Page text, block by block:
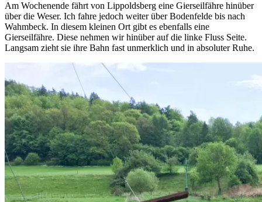
Am Wochenende fährt von Lippoldsberg eine Gierseilfähre hinüber
über die Weser. Ich fahre jedoch weiter über Bodenfelde bis nach
Wahmbeck. In diesem kleinen Ort gibt es ebenfalls eine
Gierseilfähre. Diese nehmen wir hinüber auf die linke Fluss Seite.
Langsam zieht sie ihre Bahn fast unmerklich und in absoluter Ruhe.